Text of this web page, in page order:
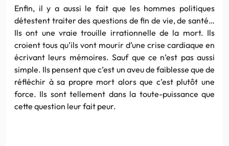
Enfin, il y a aussi le fait que les hommes politiques
détestent traiter des questions de fin de vie, de santé…
Ils ont une vraie trouille irrationnelle de la mort. Ils
croient tous qu’ils vont mourir d’une crise cardiaque en
écrivant leurs mémoires. Sauf que ce n’est pas aussi
simple. Ils pensent que c’est un aveu de faiblesse que de
réfléchir à sa propre mort alors que c’est plutôt une
force. Ils sont tellement dans la toute-puissance que
cette question leur fait peur.